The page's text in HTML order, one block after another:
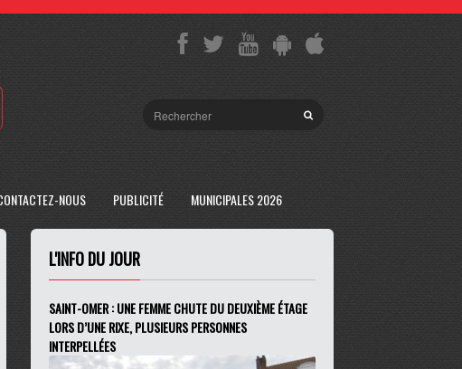
NOUS PUBLICITÉ MUNICIPALES 2026
L'INFO DU JOUR
SAINT-OMER : UNE FEMME CHUTE DU DEUXIÈME ÉTAGE
LORS D’UNE RIXE, PLUSIEURS PERSONNES
INTERPELLÉES